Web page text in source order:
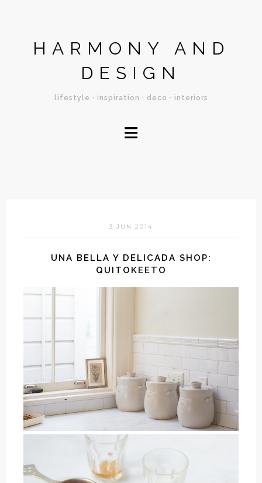
HARMONY AND
DESIGN
lifestyle · inspiration · deco · interiors
≡
3 JUN 2014
UNA BELLA Y DELICADA SHOP:
QUITOKEETO